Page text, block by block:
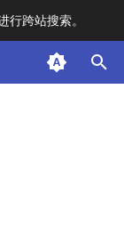
行跨站搜索。